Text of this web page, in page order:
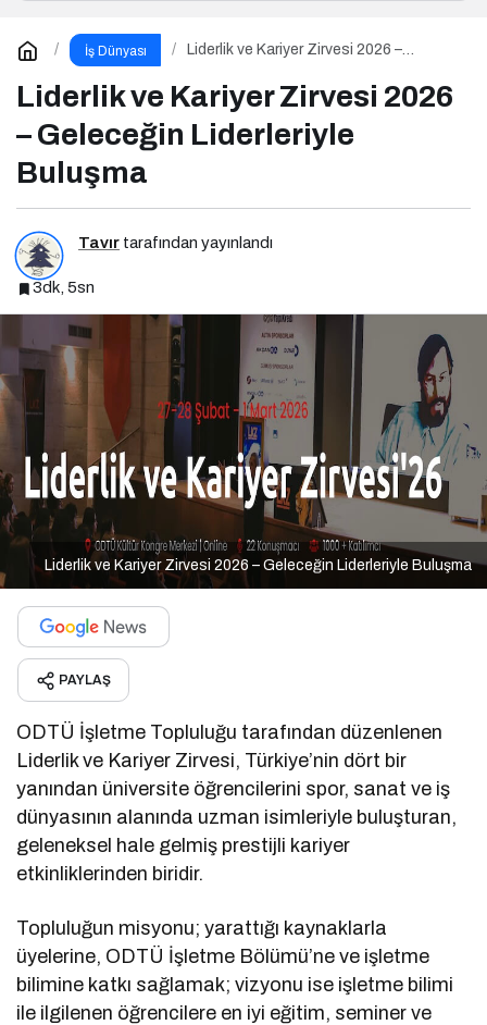
İş Dünyası
Liderlik ve Kariyer Zirvesi 2026 –
Liderlik ve Kariyer Zirvesi 2026
– Geleceğin Liderleriyle
Buluşma
Tavır tarafından yayınlandı
3dk, 5sn
Liderlik ve Kariyer Zirvesi 2026 – Geleceğin Liderleriyle Buluşma
PAYLAŞ
ODTÜ İşletme Topluluğu tarafından düzenlenen
Liderlik ve Kariyer Zirvesi, Türkiye’nin dört bir
yanından üniversite öğrencilerini spor, sanat ve iş
dünyasının alanında uzman isimleriyle buluşturan,
geleneksel hale gelmiş prestijli kariyer
etkinliklerinden biridir.
Topluluğun misyonu; yarattığı kaynaklarla
üyelerine, ODTÜ İşletme Bölümü’ne ve işletme
bilimine katkı sağlamak; vizyonu ise işletme bilimi
ile ilgilenen öğrencilere en iyi eğitim, seminer ve